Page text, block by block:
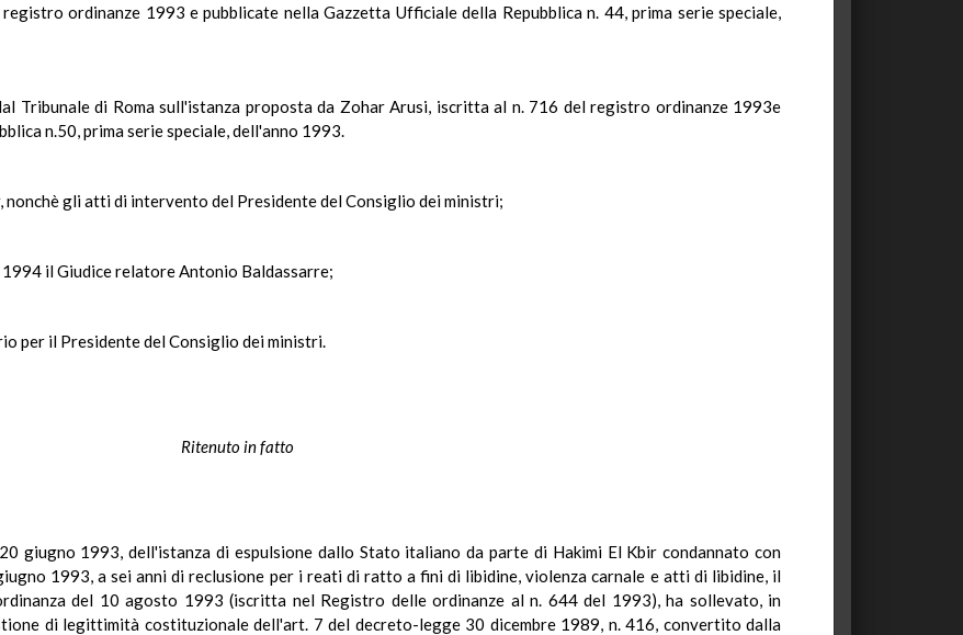
ordinanze 1993 e pubblicate nella Gazzetta Ufficiale della Repubblica n. 44, prima serie speciale,
Tribunale di Roma sull'istanza proposta da Zohar Arusi, iscritta al n. 716 del registro ordinanze 1993e
n.50, prima serie speciale, dell'anno 1993.
gli atti di intervento del Presidente del Consiglio dei ministri;
il Giudice relatore Antonio Baldassarre;
per il Presidente del Consiglio dei ministri.
Ritenuto in fatto
giugno 1993, dell'istanza di espulsione dallo Stato italiano da parte di Hakimi El Kbir condannato con
1993, a sei anni di reclusione per i reati di ratto a fini di libidine, violenza carnale e atti di libidine, il
del 10 agosto 1993 (iscritta nel Registro delle ordinanze al n. 644 del 1993), ha sollevato, in
di legittimità costituzionale dell'art. 7 del decreto-legge 30 dicembre 1989, n. 416, convertito dalla